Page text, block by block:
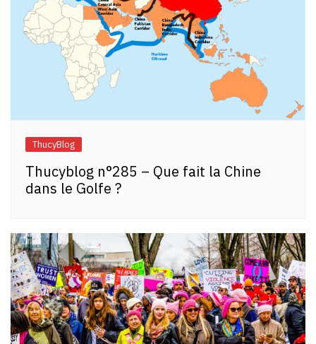
ThucyBlog
Thucyblog n°285 – Que fait la Chine
dans le Golfe ?